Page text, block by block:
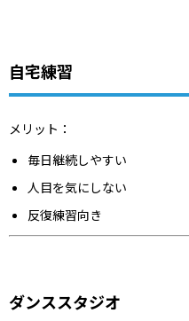
自宅練習
メリット：
毎日継続しやすい
人目を気にしない
反復練習向き
ダンススタジオ